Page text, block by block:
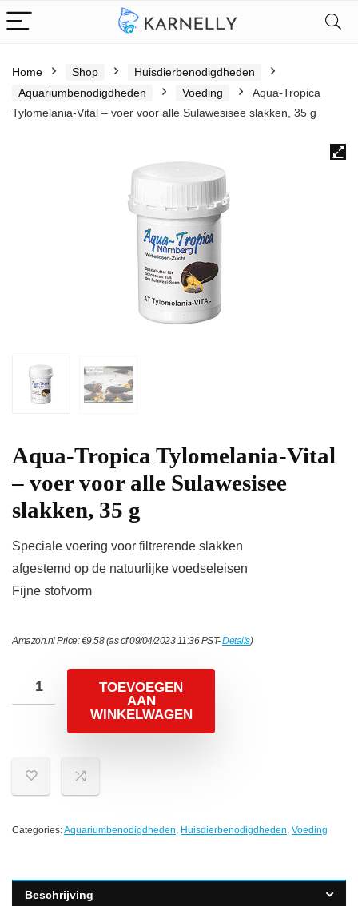
Home Shop
Huisdierbenodigdheden
Aquariumbenodigdheden
Voeding
Aqua-Tropica
Tylomelania-Vital – voer voor alle Sulawesisee slakken, 35 g
Aqua-Tropica Tylomelania-Vital
– voer voor alle Sulawesisee
slakken, 35 g
Speciale voering voor filtrerende slakken
afgestemd op de natuurlijke voedseleisen
Fijne stofvorm
Amazon.nl Price:€9.58(as of 09/04/2023 11:36 PST-Details)
TOEVOEGEN
AAN
WINKELWAGEN
Categories:Aquariumbenodigdheden, Huisdierbenodigdheden, Voeding
Beschrijving